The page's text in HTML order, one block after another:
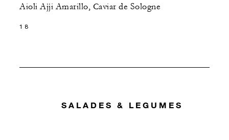
Aioli Ajji Amarillo, Caviar de Sologne
18
SALADES & LEGUMES